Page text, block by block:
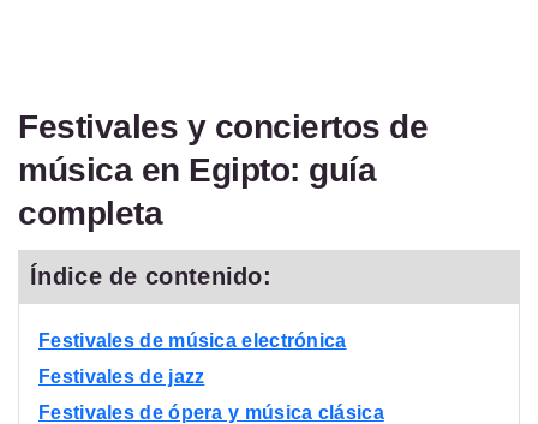
Festivales y conciertos de
música en Egipto: guía
completa
Índice de contenido:
Festivales de música electrónica
Festivales de jazz
Festivales de ópera y música clásica